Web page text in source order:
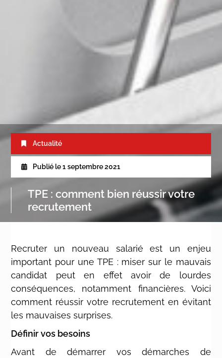
Actualité
Publié le 1 septembre 2021
TPE : comment bien réussir votre
recrutement
Recruter un nouveau salarié est un enjeu
important pour une TPE : miser sur le mauvais
candidat peut en effet avoir de lourdes
conséquences, notamment financières. Voici
comment réussir votre recrutement en évitant
les mauvaises surprises.
Définir vos besoins
Avant de démarrer vos démarches de